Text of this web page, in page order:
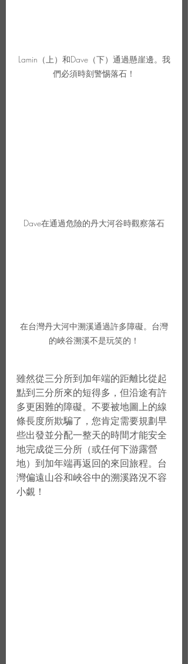
Lamin（上）和Dave（下）通過懸崖邊。我
們必須時刻警惕落石！
Dave在通過危險的丹大河谷時觀察落石
在台灣丹大河中溯溪通過許多障礙。台灣
的峽谷溯溪不是玩笑的！
雖然從三分所到加年端的距離比從起
點到三分所來的短得多，但沿途有許
多更困難的障礙。不要被地圖上的線
條長度所欺騙了，您肯定需要規劃早
些出發並分配一整天的時間才能安全
地完成從三分所（或任何下游露營
地）到加年端再返回的來回旅程。台
灣偏遠山谷和峽谷中的溯溪路況不容
小覷！